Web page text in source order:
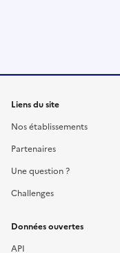
Liens du site
Nos établissements
Partenaires
Une question ?
Challenges
Données ouvertes
API